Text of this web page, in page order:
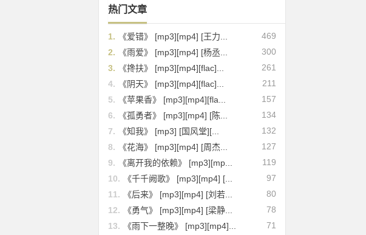
热门文章
469
1.
《爱错》 [mp3][mp4] [王力...
300
2.
《雨爱》 [mp3][mp4] [杨丞...
261
3.
《搀扶》 [mp3][mp4][flac]...
211
4.
《阴天》 [mp3][mp4][flac]...
157
5.
《苹果香》 [mp3][mp4][fla...
134
6.
《孤勇者》 [mp3][mp4] [陈...
132
7.
《知我》 [mp3] [国风堂][...
127
8.
《花海》 [mp3][mp4] [周杰...
119
9.
《离开我的依赖》 [mp3][mp...
97
10.
《千千阙歌》 [mp3][mp4] [...
80
11.
《后来》 [mp3][mp4] [刘若...
78
12.
《勇气》 [mp3][mp4] [梁静...
71
13.
《雨下一整晚》 [mp3][mp4]...